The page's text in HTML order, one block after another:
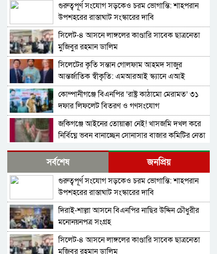
গুরুত্বপূর্ণ সংযোগ সড়কেও চরম ভোগান্তি: শাহপরান
উপশহরের রাস্তাঘাট সংস্কারের দাবি
সিলেট-৪ আসনে লাঙ্গলের কাণ্ডারি সাবেক ছাত্রনেতা
মুজিবুর রহমান ডালিম
সিলেটের কৃতি সন্তান গোলফাম আহমদ সাজুর
আন্তর্জাতিক স্বীকৃতি: এমআরআই স্ক্যানে এআই
প্রয়োগে পিএইচডি অর্জন
কোম্পানীগঞ্জে বিএনপির ‘রাষ্ট্র কাঠামো মেরামত’ ৩১
দফার লিফলেট বিতরণ ও গণসংযোগ
জকিগঞ্জে আইনের তোয়াক্কা নেই! খাসজমি দখল করে
নির্বিঘ্নে ভবন বানাচ্ছেন সোনাসার বাজার কমিটির নেতা
বন্ধ থাকবে সিলেটের ৭টি এলাকায় দীর্ঘ ৯ ঘণ্টা বিদ্যুৎ
নিরাপত্তাহীনতায় লাভলুর পরিবার: সিলেটে সশস্ত্র
হামলায়, লুন্ঠিত অর্থ-স্বর্ণ
ন্যাব নেতৃবৃন্দের ওসমানী মেডিক্যাল কলেজ এর
নবনিযুক্ত সহকারী পরিচালকের সাথে শুভেচ্ছা বিনিময়
জৈন্তাপুরে অবৈধভাবে ভারতে অনুপ্রবেশের চেষ্টা |
সর্বশেষ জনপ্রিয়
গুরুত্বপূর্ণ সংযোগ সড়কেও চরম ভোগান্তি: শাহপরান
উপশহরের রাস্তাঘাট সংস্কারের দাবি
দিরাই-শাল্লা আসনে বিএনপির নাছির উদ্দিন চৌধুরীর
মনোনয়নপত্র সংগ্রহ
সিলেট-৪ আসনে লাঙ্গলের কাণ্ডারি সাবেক ছাত্রনেতা
মুজিবুর রহমান ডালিম